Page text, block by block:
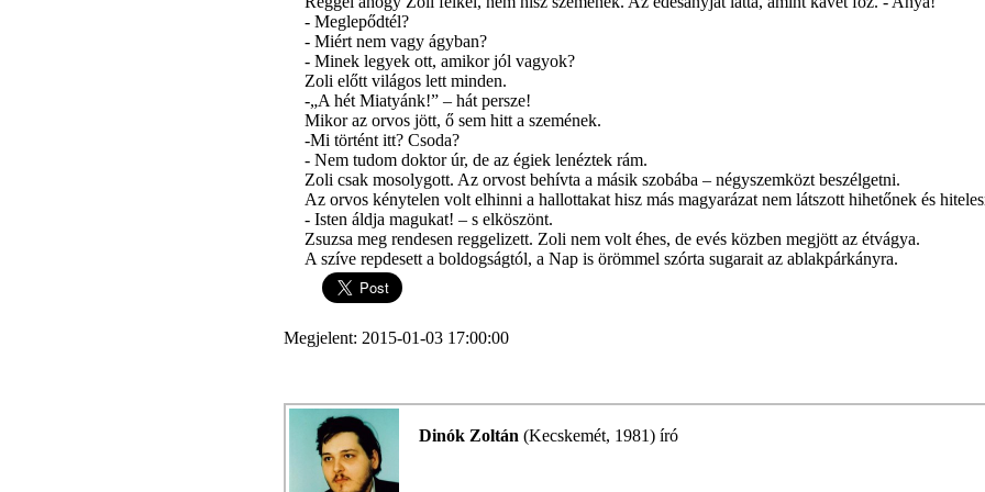
- Meglepődtél?
- Miért nem vagy ágyban?
- Minek legyek ott, amikor jól vagyok?
Zoli előtt világos lett minden.
-„A hét Miatyánk!” – hát persze!
Mikor az orvos jött, ő sem hitt a szemének.
-Mi történt itt? Csoda?
- Nem tudom doktor úr, de az égiek lenéztek rám.
Zoli csak mosolygott. Az orvost behívta a másik szobába – négyszemközt beszélgetni.
Az orvos kénytelen volt elhinni a hallottakat hisz más magyarázat nem látszott hihetőnek és
- Isten áldja magukat! – s elköszönt.
Zsuzsa meg rendesen reggelizett. Zoli nem volt éhes, de evés közben megjött az étvágya.
A szíve repdesett a boldogságtól, a Nap is örömmel szórta sugarait az ablakpárkányra.
Megjelent: 2015-01-03 17:00:00
Dinók Zoltán (Kecskemét, 1981) író